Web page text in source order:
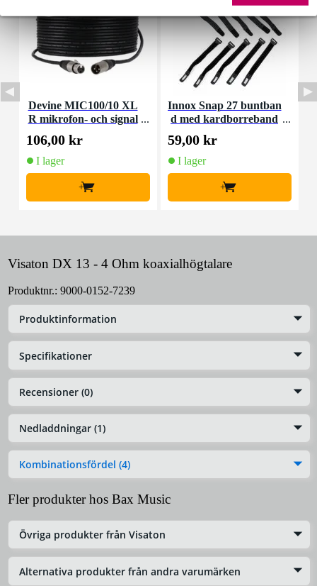
Devine MIC100/10 XL
R mikrofon- och signal
kabel 10 meter
106,00 kr
I lager
+
Innox Snap 27 buntban
d med kardborreband
59,00 kr
I lager
+
Visaton DX 13 - 4 Ohm koaxialhögtalare
Produktnr.: 9000-0152-7239
Produktinformation
Specifikationer
Recensioner (0)
Nedladdningar (1)
Kombinationsfördel (4)
Fler produkter hos Bax Music
Övriga produkter från Visaton
Alternativa produkter från andra varumärken